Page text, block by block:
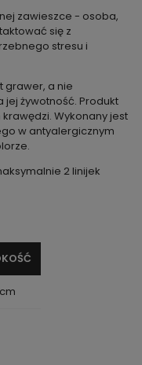
zawieszce - osoba,
się z
stresu i
grawer, a nie
jej żywotność. Produkt
Wykonany jest
w antyalergicznym
2 linijek